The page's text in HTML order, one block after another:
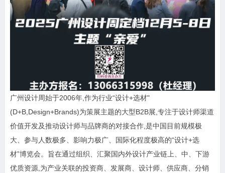
广州设计周始于2006年,作为行业“设计+选材"
(D+B,Design+Brands)为策展主题的大型B2B展,专注于设计师渠道
价值开发及推动设计师与品牌商的对接合作,是中国目前规模极
大、参与人数极多、影响力极广、国际化程度极高的“设计+选
材”博览会。旨在通过组织、汇聚国内外设计产业链上、中、下游
优质资源,为产业关联的投资商、发展商、设计师、供应商、分销